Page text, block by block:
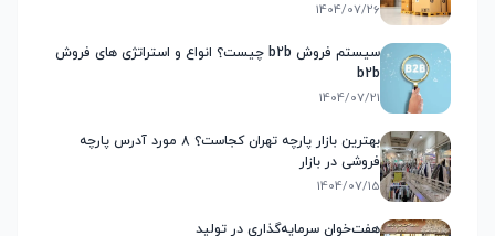
1404/07/26
سیستم فروش b2b چیست؟ انواع و استراتژی های فروش
b2b
1404/07/21
بهترین بازار پارچه تهران کجاست؟ 8 مورد آدرس پارچه
فروشی در بازار
1404/07/15
هفت‌خوان سرمایه‌گذاری در تولید